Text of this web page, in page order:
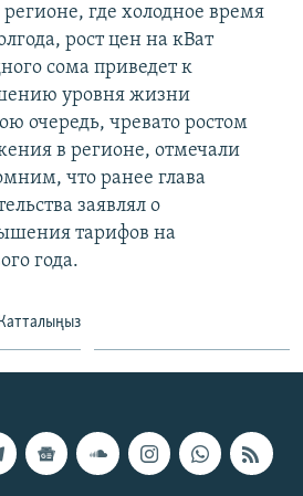
где холодное время
рост цен на кВат
сома приведет к
уровня жизни
очередь, чревато ростом
в регионе, отмечали
что ранее глава
заявлял о
тарифов на
года.
Катталыңыз